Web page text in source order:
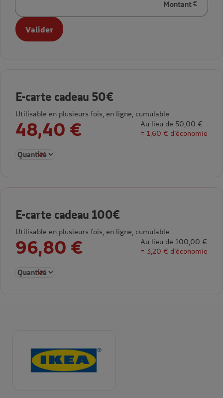
en euros
Valider
E-carte cadeau 50€
Utilisable en plusieurs fois, en ligne, cumulable
48,40 €
Au lieu de 50,00 €
= 1,60 € d’économie
Sélectionner la quantité pour E-carte cadeau 50€
E-carte cadeau 100€
Utilisable en plusieurs fois, en ligne, cumulable
96,80 €
Au lieu de 100,00 €
= 3,20 € d’économie
Sélectionner la quantité pour E-carte cadeau 100€